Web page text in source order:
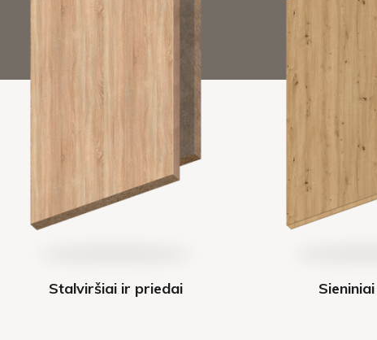
Stalviršiai ir priedai